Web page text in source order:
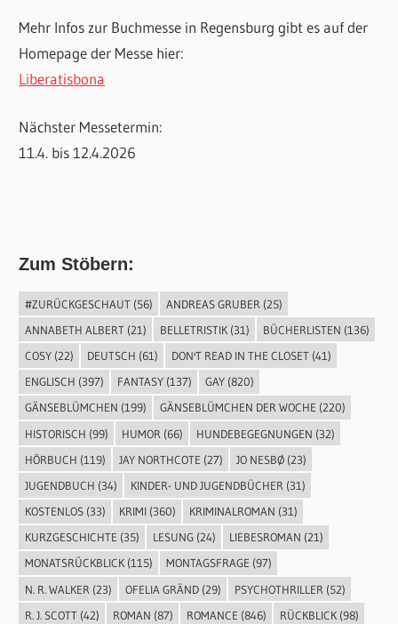
Mehr Infos zur Buchmesse in Regensburg gibt es auf der
Homepage der Messe hier:
Liberatisbona
Nächster Messetermin:
11.4. bis 12.4.2026
Zum Stöbern:
#ZURÜCKGESCHAUT(56) ANDREAS GRUBER (25)
ANNABETH ALBERT(21) BELLETRISTIK(31) BÜCHERLISTEN (136)
COSY(22) DEUTSCH (61) DON'T READ IN THE CLOSET(41)
ENGLISCH (397) FANTASY(137) GAY(820)
GÄNSEBLÜMCHEN (199) GÄNSEBLÜMCHEN DER WOCHE (220)
HISTORISCH (99) HUMOR (66) HUNDEBEGEGNUNGEN (32)
HÖRBUCH (119) JAY NORTHCOTE (27) JO NESBØ(23)
JUGENDBUCH (34) KINDER- UND JUGENDBÜCHER (31)
KOSTENLOS(33) KRIMI(360) KRIMINALROMAN (31)
KURZGESCHICHTE (35) LESUNG(24) LIEBESROMAN (21)
MONATSRÜCKBLICK(115) MONTAGSFRAGE (97)
N. R. WALKER (23) OFELIA GRÄND(29) PSYCHOTHRILLER (52)
R. J. SCOTT(42) ROMAN (87) ROMANCE (846) RÜCKBLICK(98)